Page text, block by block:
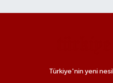
Türkiye'nin yeni